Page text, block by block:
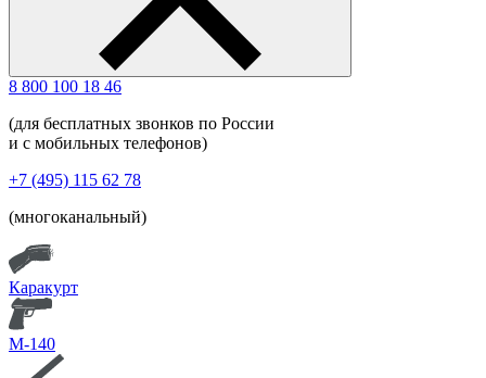
8 800 100 18 46
(для бесплатных звонков по России
и с мобильных телефонов)
+7 (495) 115 62 78
(многоканальный)
Каракурт
М-140